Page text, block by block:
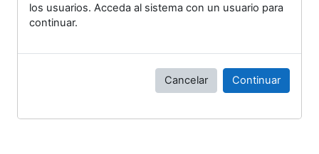
los usuarios. Acceda al sistema con un usuario para
continuar.
Cancelar Continuar